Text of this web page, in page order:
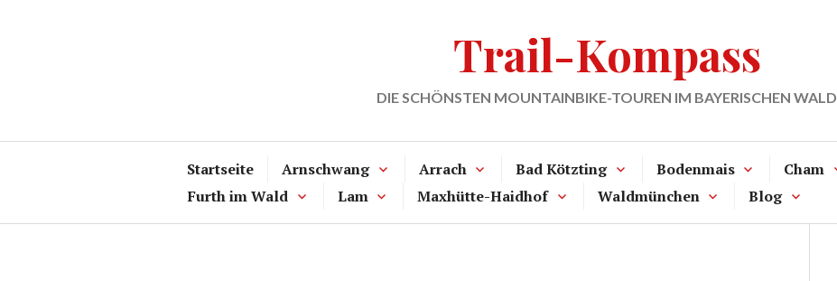
Trail-Kompass
DIE SCHÖNSTEN MOUNTAINBIKE-TOUREN IM BAYERISCHEN WALD
Startseite Arnschwang Arrach Bad Kötzting Bodenmais Cham
Furth im Wald
Lam Maxhütte-Haidhof Waldmünchen Blog